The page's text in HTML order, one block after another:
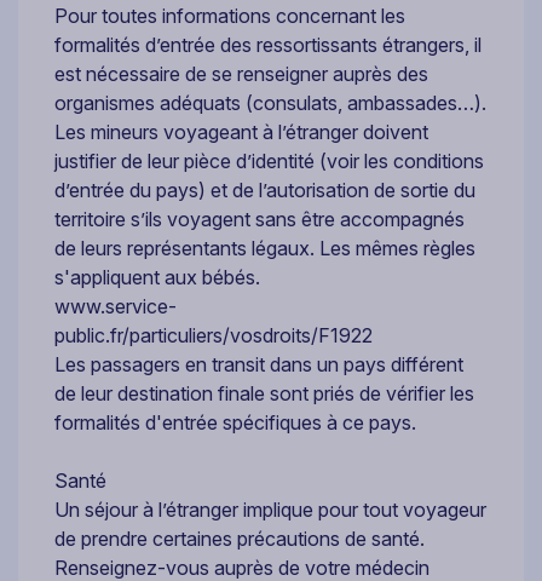
Pour toutes informations concernant les
formalités d’entrée des ressortissants étrangers, il
est nécessaire de se renseigner auprès des
organismes adéquats (consulats, ambassades…).
Les mineurs voyageant à l’étranger doivent
justifier de leur pièce d’identité (voir les conditions
d’entrée du pays) et de l’autorisation de sortie du
territoire s’ils voyagent sans être accompagnés
de leurs représentants légaux. Les mêmes règles
s'appliquent aux bébés.
www.service-
public.fr/particuliers/vosdroits/F1922
Les passagers en transit dans un pays différent
de leur destination finale sont priés de vérifier les
formalités d'entrée spécifiques à ce pays.
Santé
Un séjour à l’étranger implique pour tout voyageur
de prendre certaines précautions de santé.
Renseignez-vous auprès de votre médecin